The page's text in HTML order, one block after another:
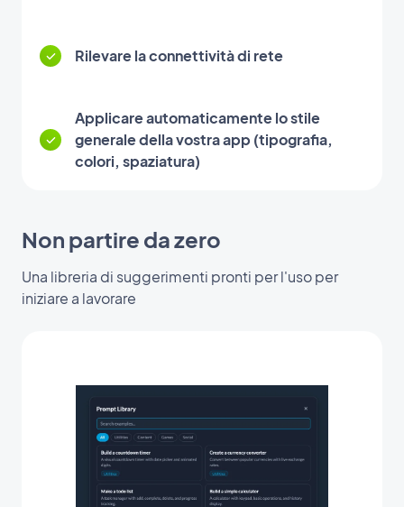
Rilevare la connettività di rete
Applicare automaticamente lo stile
generale della vostra app (tipografia,
colori, spaziatura)
Non partire da zero
Una libreria di suggerimenti pronti per l'uso per
iniziare a lavorare